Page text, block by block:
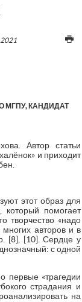
МГПУ, КАНДИДАТ
Автор статьи
и приходит
этот образ для
помогает
творчество «надо
авторов и в
[8], [10]. Сердце у
с одной
первые «трагедии
страдания и
на